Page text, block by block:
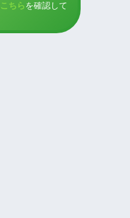
こちら を確認して